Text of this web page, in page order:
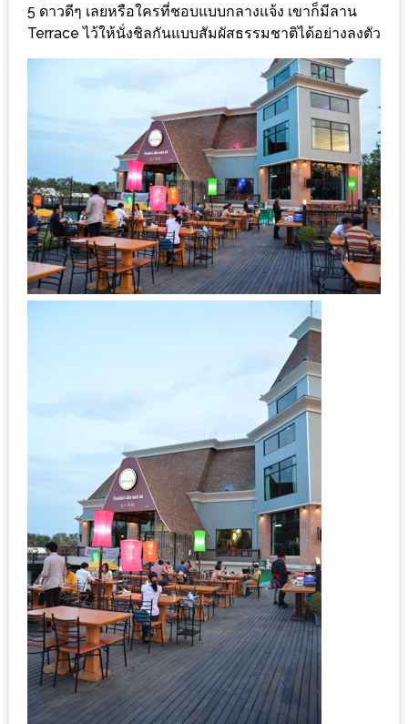
ต้อง
ห้าม
พลาด
สำหรับ
กับ
PING
FAI
FESTIVAL
2
เพลิน
HFG
E-
NEWS
GAME
(SABAI
SEAFOOD)
HOMEPRO
FAIR
2017
เชียงใหม่
5 ดาวดีๆ เลยหรือใครที่ชอบแบบกลางแจ้ง เขาก็มีลาน
Terrace ไว้ให้นั่งชิลกันแบบสัมผัสธรรมชาติได้อย่างลงตัว